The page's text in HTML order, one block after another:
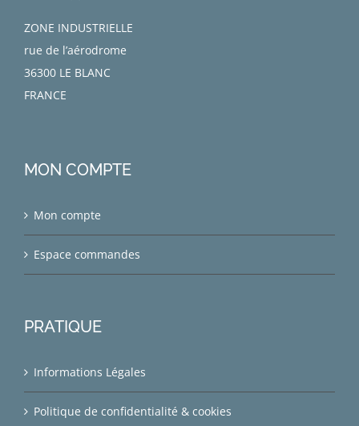
ZONE INDUSTRIELLE
rue de l’aérodrome
36300 LE BLANC
FRANCE
MON COMPTE
Mon compte
Espace commandes
PRATIQUE
Informations Légales
Politique de confidentialité & cookies